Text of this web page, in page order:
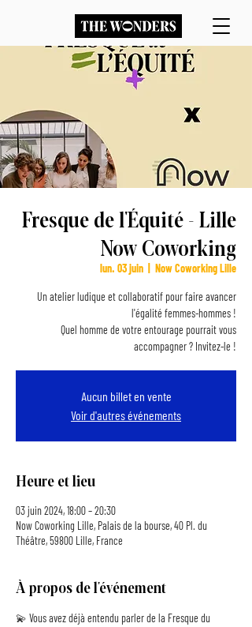
Fresque de l'Équité - Lille
Now Coworking
lun. 03 juin Now Coworking Lille
Un atelier ludique et collaboratif pour faire avancer
l'égalité femmes-hommes !
Quel homme de votre entourage pourrait vous
accompagner ? Invitez-le !
Aucun billet en vente
Voir d'autres événements
Heure et lieu
03 juin 2024, 18:00 – 20:30
Now Coworking Lille, Palais de la bourse, 40 Pl. du
Théâtre, 59800 Lille, France
À propos de l'événement
💫 Vous avez déjà entendu parler de la Fresque du